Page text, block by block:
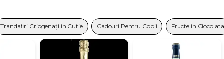
Trandafiri Criogenați în Cutie Cadouri Pentru Copii Fructe in Ciocolata